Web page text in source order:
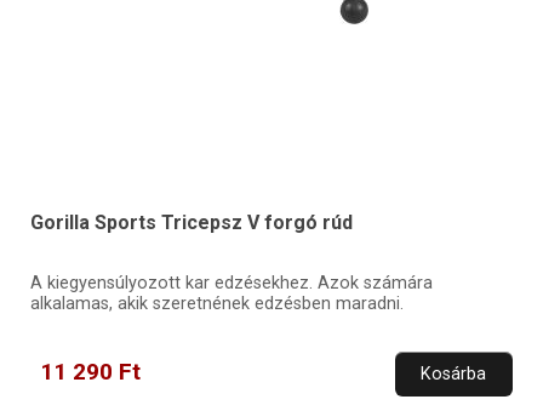
Gorilla Sports Tricepsz V forgó rúd
A kiegyensúlyozott kar edzésekhez. Azok számára
alkalamas, akik szeretnének edzésben maradni.
11 290 Ft Kosárba